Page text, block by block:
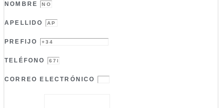
NOMBRE
APELLIDO
PREFIJO
TELÉFONO
CORREO ELECTRÓNICO